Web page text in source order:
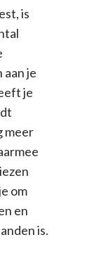
is
je
je
meer
om
en
is.